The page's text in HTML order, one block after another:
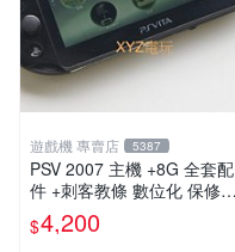
遊戲機 專賣店 5387
PSV 2007 主機 +8G 全套配
件 +刺客教條 數位化 保修一
年 品質有保障
$4,200